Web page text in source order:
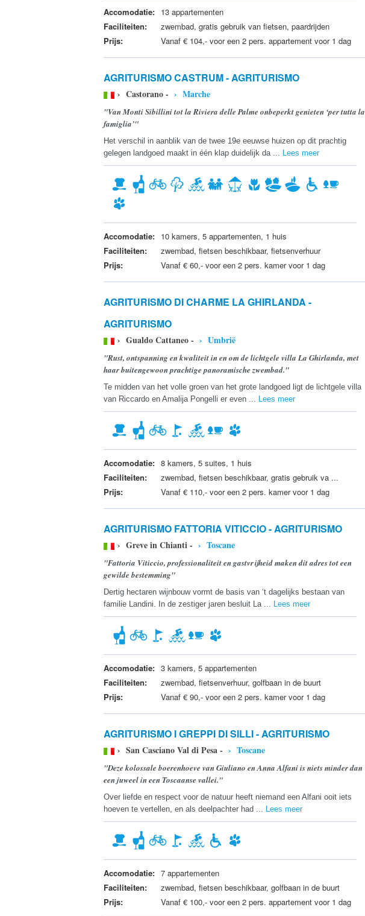
Accomodatie: 13 appartementen
Faciliteiten:
zwembad, gratis gebruik van fietsen, paardrijden
Prijs:
Vanaf € 104,- voor een 2 pers. appartement voor 1 dag
AGRITURISMO CASTRUM - AGRITURISMO
› Castorano - › Marche
"Van Monti Sibillini tot la Riviera delle Palme onbeperkt genieten ‘per tutta la
famiglia’"
Het verschil in aanblik van de twee 19e eeuwse huizen op dit prachtig
gelegen landgoed maakt in één klap duidelijk da ... Lees meer
Accomodatie: 10 kamers, 5 appartementen, 1 huis
Faciliteiten:
zwembad, fietsen beschikbaar, fietsenverhuur
Prijs:
Vanaf € 60,- voor een 2 pers. kamer voor 1 dag
AGRITURISMO DI CHARME LA GHIRLANDA -
AGRITURISMO
› Gualdo Cattaneo - › Umbrië
"Rust, ontspanning en kwaliteit in en om de lichtgele villa La Ghirlanda, met
haar buitengewoon prachtige panoramische zwembad."
Te midden van het volle groen van het grote landgoed ligt de lichtgele villa
van Riccardo en Amalija Pongelli er even ... Lees meer
Accomodatie: 8 kamers, 5 suites, 1 huis
Faciliteiten:
zwembad, fietsen beschikbaar, gratis gebruik va ...
Prijs:
Vanaf € 110,- voor een 2 pers. kamer voor 1 dag
AGRITURISMO FATTORIA VITICCIO - AGRITURISMO
› Greve in Chianti - › Toscane
"Fattoria Viticcio, professionaliteit en gastvrijheid maken dit adres tot een
gewilde bestemming"
Dertig hectaren wijnbouw vormt de basis van ‘t dagelijks bestaan van
familie Landini. In de zestiger jaren besluit La ... Lees meer
Accomodatie: 3 kamers, 5 appartementen
Faciliteiten:
zwembad, fietsenverhuur, golfbaan in de buurt
Prijs:
Vanaf € 90,- voor een 2 pers. kamer voor 1 dag
AGRITURISMO I GREPPI DI SILLI - AGRITURISMO
› San Casciano Val di Pesa - › Toscane
"Deze kolossale boerenhoeve van Giuliano en Anna Alfani is niets minder dan
een juweel in een Toscaanse vallei."
Over liefde en respect voor de natuur heeft niemand een Alfani ooit iets
hoeven te vertellen, en als deelpachter had ... Lees meer
Accomodatie: 7 appartementen
Faciliteiten:
zwembad, fietsen beschikbaar, golfbaan in de buurt
Prijs:
Vanaf € 100,- voor een 2 pers. appartement voor 1 dag